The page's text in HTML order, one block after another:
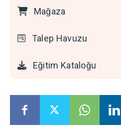
Mağaza
Talep Havuzu
Eğitim Kataloğu